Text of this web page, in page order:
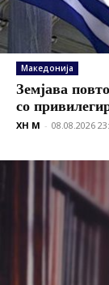
Македонија
Земјава
со
XH M - 08.08.2026